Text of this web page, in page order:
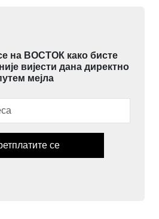
на ВОСТОК како бисте
вијести дана директно
мејла
се